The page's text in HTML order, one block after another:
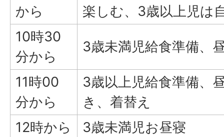
から
楽しむ、3歳以上児は
10時30
分から
3歳未満児給食準備、
11時00
分から
3歳以上児給食準備、
き、着替え
12時から
3歳未満児お昼寝